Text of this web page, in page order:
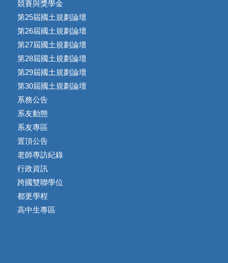
競賽與獎學金
第25屆國土規劃論壇
第26屆國土規劃論壇
第27屆國土規劃論壇
第28屆國土規劃論壇
第29屆國土規劃論壇
第30屆國土規劃論壇
系務公告
系友動態
系友專區
置頂公告
老師專訪紀錄
行政資訊
跨國雙聯學位
都更學程
高中生專區